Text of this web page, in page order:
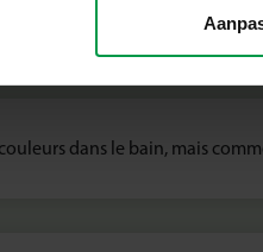
peinture. Est-ce dangereux ?
dans le bain, mais